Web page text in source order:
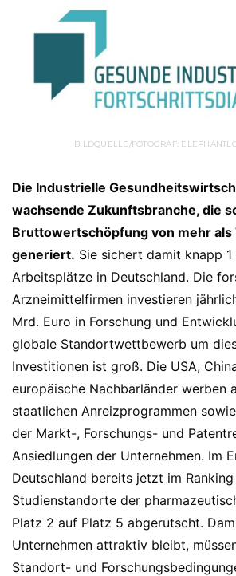
BILDQUELLE/FOTOGRAF:
Die Industrielle
wachsende Zukunftsbranche, die
Bruttowertschöpfung von mehr als
generiert. Sie sichert damit knapp 1
Arbeitsplätze in Deutschland. Die
Arzneimittelfirmen investieren
Mrd. Euro in Forschung und
globale Standortwettbewerb um
Investitionen ist groß. Die USA,
europäische Nachbarländer werben
staatlichen Anreizprogrammen
der Markt-, Forschungs- und
Ansiedlungen der Unternehmen. Im
Deutschland bereits jetzt im
Studienstandorte der
Platz 2 auf Platz 5 abgerutscht.
Unternehmen attraktiv bleibt,
Standort- und